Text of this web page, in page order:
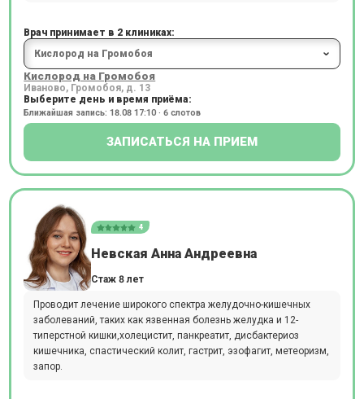
Врач принимает в 2 клиниках:
Кислород на Громобоя
Иваново, Громобоя, д. 13
Выберите день и время приёма:
Ближайшая запись: 18.08 17:10 · 6 слотов
ЗАПИСАТЬСЯ НА ПРИЕМ
4
Невская Анна Андреевна
Стаж 8 лет
Проводит лечение широкого спектра желудочно-кишечных
заболеваний, таких как язвенная болезнь желудка и 12-
типерстной кишки,холецистит, панкреатит, дисбактериоз
кишечника, спастический колит, гастрит, эзофагит, метеоризм,
запор.